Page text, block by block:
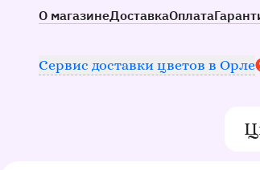
О магазинеДоставкаОплата
Сервис доставки цветов в Орле